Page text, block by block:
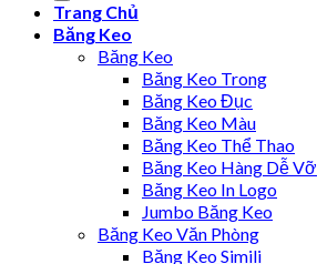
Trang Chủ
Băng Keo
Băng Keo
Băng Keo Trong
Băng Keo Đục
Băng Keo Màu
Băng Keo Thể Thao
Băng Keo Hàng Dễ Vỡ
Băng Keo In Logo
Jumbo Băng Keo
Băng Keo Văn Phòng
Băng Keo Simili